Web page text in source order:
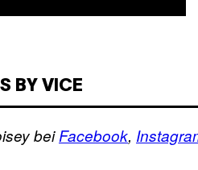
BY VICE
beiFacebook,